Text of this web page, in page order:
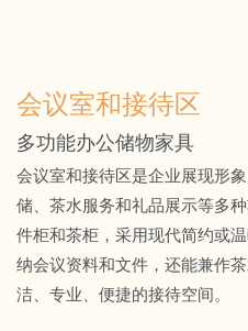
会议室和接待区
多功能办公储物家具
会议室和接待区是企业展现形
储、茶水服务和礼品展示等多
件柜和茶柜，采用现代简约或
纳会议资料和文件，还能兼作
洁、专业、便捷的接待空间。